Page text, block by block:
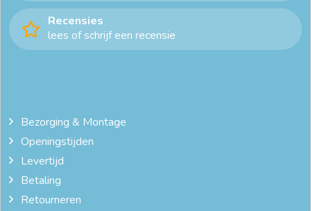
Recensies
lees of schrijf een recensie
Bezorging & Montage
Openingstijden
Levertijd
Betaling
Retourneren